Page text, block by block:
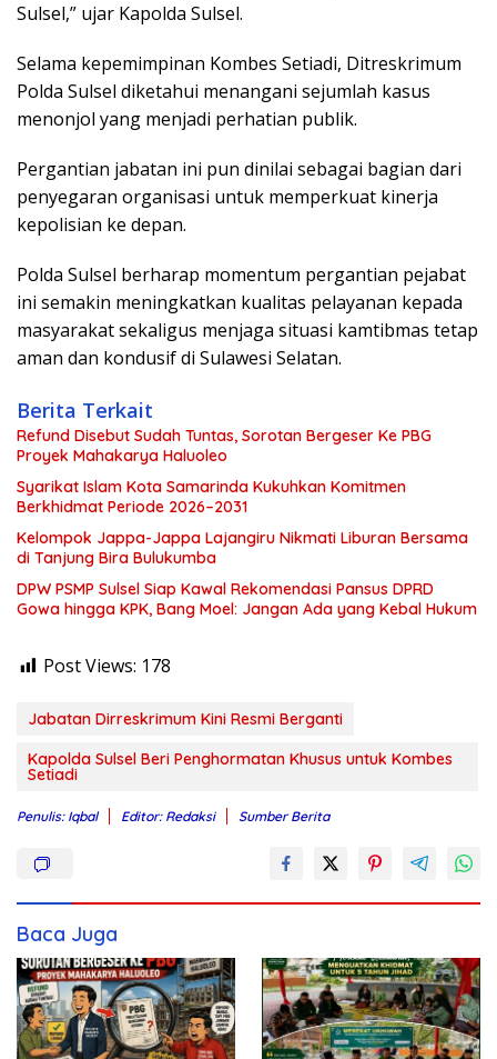
Sulsel,” ujar Kapolda Sulsel.
Selama kepemimpinan Kombes Setiadi, Ditreskrimum
Polda Sulsel diketahui menangani sejumlah kasus
menonjol yang menjadi perhatian publik.
Pergantian jabatan ini pun dinilai sebagai bagian dari
penyegaran organisasi untuk memperkuat kinerja
kepolisian ke depan.
Polda Sulsel berharap momentum pergantian pejabat
ini semakin meningkatkan kualitas pelayanan kepada
masyarakat sekaligus menjaga situasi kamtibmas tetap
aman dan kondusif di Sulawesi Selatan.
Berita Terkait
Refund Disebut Sudah Tuntas, Sorotan Bergeser Ke PBG
Proyek Mahakarya Haluoleo
Syarikat Islam Kota Samarinda Kukuhkan Komitmen
Berkhidmat Periode 2026–2031
Kelompok Jappa-Jappa Lajangiru Nikmati Liburan Bersama
di Tanjung Bira Bulukumba
DPW PSMP Sulsel Siap Kawal Rekomendasi Pansus DPRD
Gowa hingga KPK, Bang Moel: Jangan Ada yang Kebal Hukum
Post Views: 178
Jabatan Dirreskrimum Kini Resmi Berganti
Kapolda Sulsel Beri Penghormatan Khusus untuk Kombes
Setiadi
Penulis: Iqbal Editor: Redaksi Sumber Berita
Baca Juga